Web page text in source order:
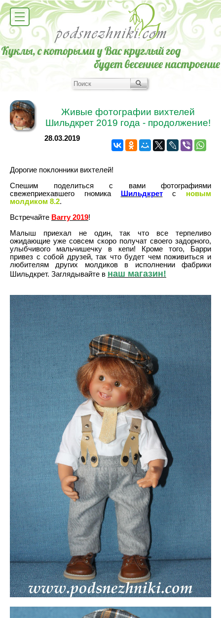
Живые фотографии вихтелей
Шильдкрет 2019 года - продолжение!
28.03.2019
Дорогие поклонники вихтелей!
Спешим поделиться с вами фотографиями
свежеприехавшего гномика
Шильдкрет с новым
молдиком 8.2.
Встречайте Barry 2019!
Малыш приехал не один, так что все терпеливо
ожидающие уже совсем скоро получат своего задорного,
улыбчивого мальчишечку в кепи! Кроме того, Барри
привез с собой друзей, так что будет чем поживиться и
любителям других молдиков в исполнении фабрики
Шильдкрет. Заглядывайте в наш магазин!